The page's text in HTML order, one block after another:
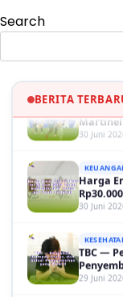
Search
BERITA
Rp30.000
30 Juni
KESEHATAN
29 Juni
GAYA